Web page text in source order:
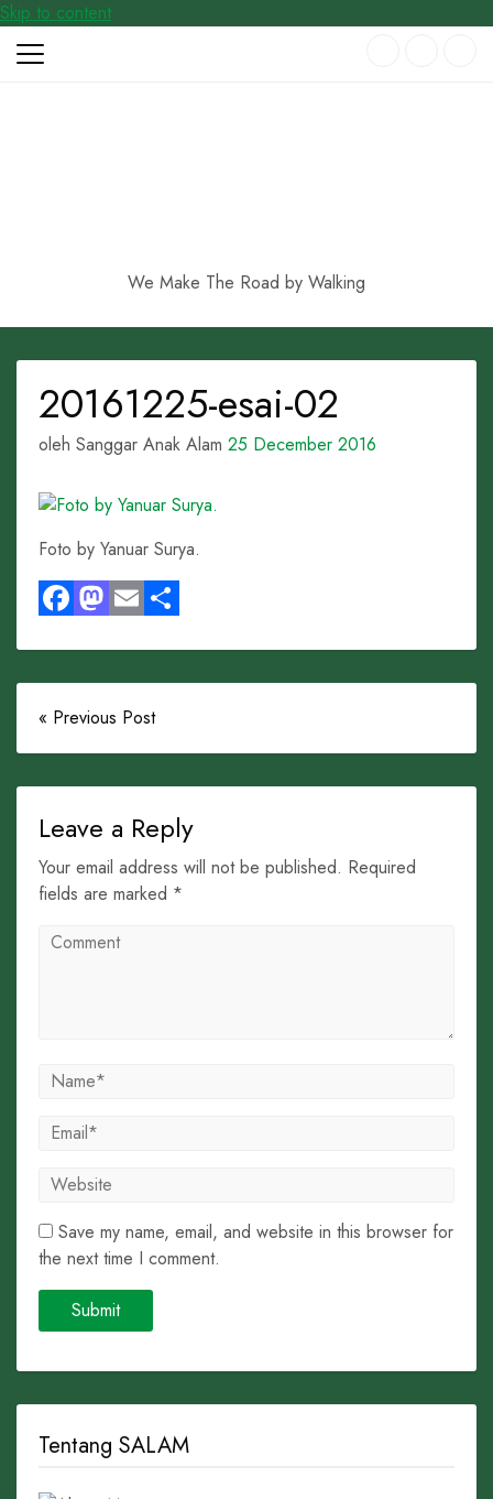
Skip to content
We Make The Road by Walking
20161225-esai-02
oleh Sanggar Anak Alam 25 December 2016
Foto by Yanuar Surya.
« Previous Post
Leave a Reply
Your email address will not be published. Required
fields are marked *
Save my name, email, and website in this browser for
the next time I comment.
Tentang SALAM